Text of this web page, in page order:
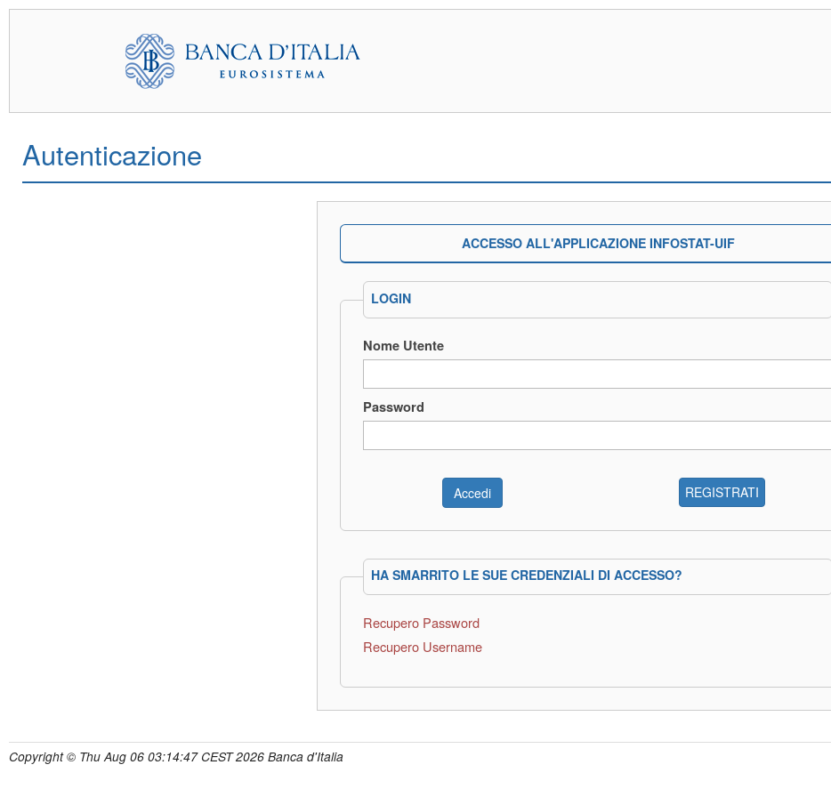
Autenticazione
ACCESSO ALL'APPLICAZIONE INFOSTAT-UIF
LOGIN
Nome Utente
Password
REGISTRATI
HA SMARRITO LE SUE CREDENZIALI DI ACCESSO?
Recupero Password
Recupero Username
Copyright © Thu Aug 06 03:14:47 CEST 2026 Banca d'Italia